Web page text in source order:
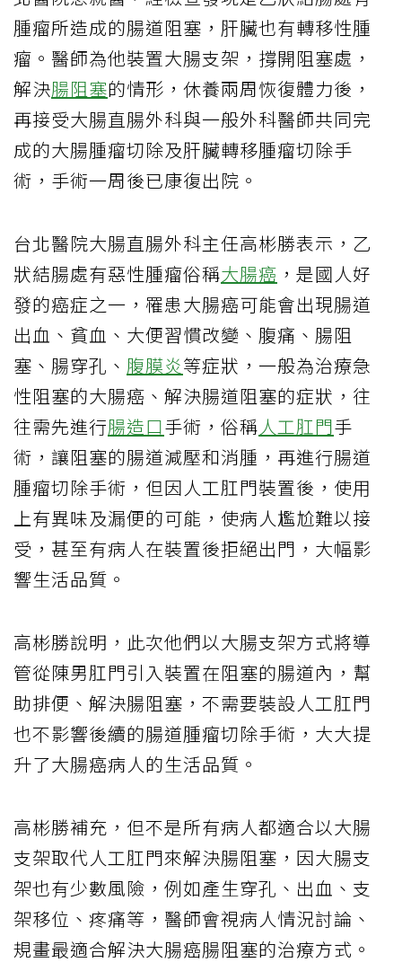
腫瘤所造成的腸道阻塞，肝臟也有轉移性腫
瘤。醫師為他裝置大腸支架，撐開阻塞處，
解決腸阻塞的情形，休養兩周恢復體力後，
再接受大腸直腸外科與一般外科醫師共同完
成的大腸腫瘤切除及肝臟轉移腫瘤切除手
術，手術一周後已康復出院。
台北醫院大腸直腸外科主任高彬勝表示，乙
狀結腸處有惡性腫瘤俗稱大腸癌 ，是國人好
發的癌症之一，罹患大腸癌可能會出現腸道
出血、貧血、大便習慣改變、腹痛、腸阻
塞、腸穿孔、 腹膜炎等症狀，一般為治療急
性阻塞的大腸癌、解決腸道阻塞的症狀，往
往需先進行腸造口手術，俗稱人工肛門手
術，讓阻塞的腸道減壓和消腫，再進行腸道
腫瘤切除手術，但因人工肛門裝置後，使用
上有異味及漏便的可能，使病人尷尬難以接
受，甚至有病人在裝置後拒絕出門，大幅影
響生活品質。
高彬勝說明，此次他們以大腸支架方式將導
管從陳男肛門引入裝置在阻塞的腸道內，幫
助排便、解決腸阻塞，不需要裝設人工肛門
也不影響後續的腸道腫瘤切除手術，大大提
升了大腸癌病人的生活品質。
高彬勝補充，但不是所有病人都適合以大腸
支架取代人工肛門來解決腸阻塞，因大腸支
架也有少數風險，例如產生穿孔、出血、支
架移位、疼痛等，醫師會視病人情況討論、
規畫最適合解決大腸癌腸阻塞的治療方式。